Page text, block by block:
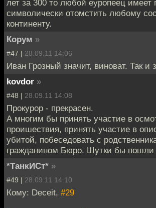
лет за 300 то любой еуропеец имеет
символически отомстить любому
континенту.
Корум »
#47 | 28.09.11 14:06
Иван Грозный значит, виноват. Так и
kovdor »
#48 | 28.09.11 14:08
Прокурор - прекрасен.
А многим бы принять участие в
проишествия, принять участие в
убитой, побеседовать с
гражданином Бюро. Шутки бы пошли
*ТанкИСт* »
#49 | 28.09.11 14:10
Кому: Deceit, #29